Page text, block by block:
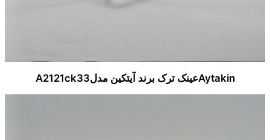
Aytakinعینک ترک برند آیتکین مدلA2121ck33